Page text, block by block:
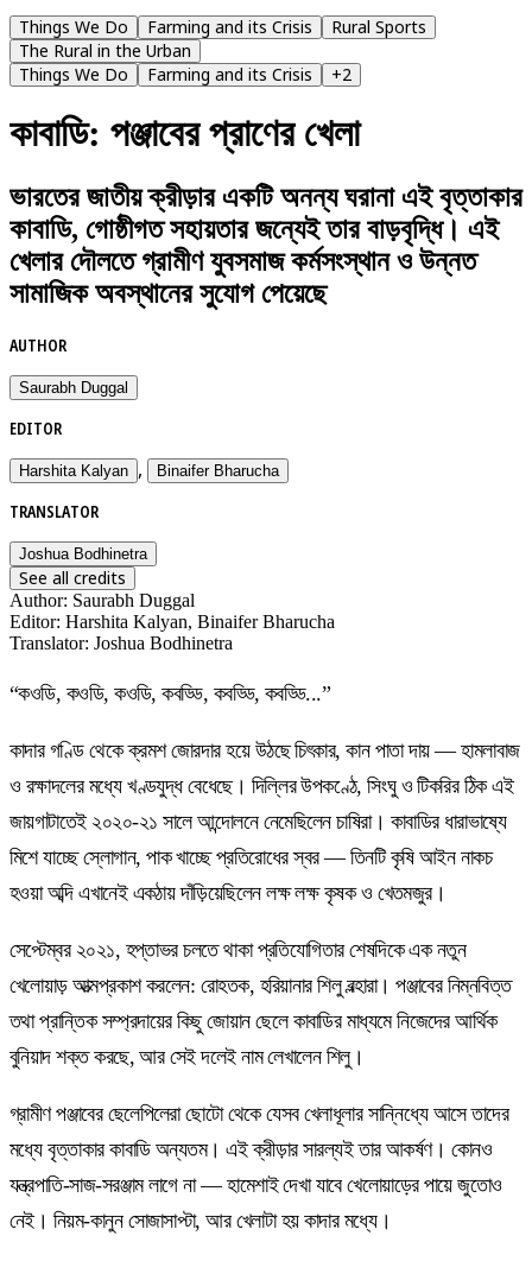
Things We Do
Farming and its Crisis
Rural Sports
The Rural in the Urban
Things We Do
Farming and its Crisis +2
কাবাডি: পঞ্জাবের প্রাণের খেলা
ভারতের জাতীয় ক্রীড়ার একটি অনন্য ঘরানা এই বৃত্তাকার
কাবাডি, গোষ্ঠীগত সহায়তার জন্যেই তার বাড়বৃদ্ধি। এই
খেলার দৌলতে গ্রামীণ যুবসমাজ কর্মসংস্থান ও উন্নত
সামাজিক অবস্থানের সুযোগ পেয়েছে
AUTHOR
Saurabh Duggal
EDITOR
Harshita Kalyan , Binaifer Bharucha
TRANSLATOR
Joshua Bodhinetra
See all credits
Author: Saurabh Duggal
Editor: Harshita Kalyan, Binaifer Bharucha
Translator: Joshua Bodhinetra
“কওডি, কওডি, কওডি, কবড্ডি, কবড্ডি, কবড্ডি...”
কাদার গণ্ডি থেকে ক্রমশ জোরদার হয়ে উঠছে চিৎকার, কান পাতা দায় — হামলাবাজ
ও রক্ষাদলের মধ্যে খণ্ডযুদ্ধ বেধেছে। দিল্লির উপকণ্ঠে, সিংঘু ও টিকরির ঠিক এই
জায়গাটাতেই ২০২০-২১ সালে আন্দোলনে নেমেছিলেন চাষিরা। কাবাডির ধারাভাষ্যে
মিশে যাচ্ছে স্লোগান, পাক খাচ্ছে প্রতিরোধের স্বর — তিনটি কৃষি আইন নাকচ
হওয়া অব্দি এখানেই একঠায় দাঁড়িয়েছিলেন লক্ষ লক্ষ কৃষক ও খেতমজুর।
সেপ্টেম্বর ২০২১, হপ্তাভর চলতে থাকা প্রতিযোগিতার শেষদিকে এক নতুন
খেলোয়াড় আত্মপ্রকাশ করলেন: রোহতক, হরিয়ানার শিলু বল্হারা। পঞ্জাবের নিম্নবিত্ত
তথা প্রান্তিক সম্প্রদায়ের কিছু জোয়ান ছেলে কাবাডির মাধ্যমে নিজেদের আর্থিক
বুনিয়াদ শক্ত করছে, আর সেই দলেই নাম লেখালেন শিলু।
গ্রামীণ পঞ্জাবের ছেলেপিলেরা ছোটো থেকে যেসব খেলাধূলার সান্নিধ্যে আসে তাদের
মধ্যে বৃত্তাকার কাবাডি অন্যতম। এই ক্রীড়ার সারল্যই তার আকর্ষণ। কোনও
যন্ত্রপাতি-সাজ-সরঞ্জাম লাগে না — হামেশাই দেখা যাবে খেলোয়াড়ের পায়ে জুতোও
নেই। নিয়ম-কানুন সোজাসাপ্টা, আর খেলাটা হয় কাদার মধ্যে।